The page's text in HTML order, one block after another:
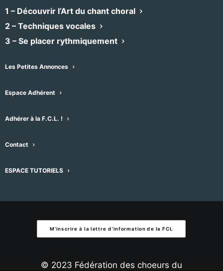
1 – Découvrir l’Art du chant choral
2 – Techniques vocales
3 – Se placer rythmiquement
Les Petites Annonces
Espace Adhérent
Adhérer à la F.C.L. !
Contact
ESPACE TUTORIELS
À venir
Sélectionnez
uneÉvènements
précédent
M'inscrire à la lettre d'information de la FCL
© 2023 Fédération des choeurs du